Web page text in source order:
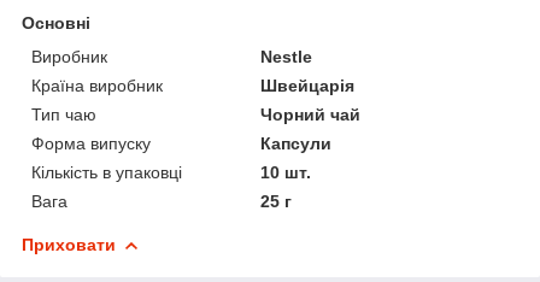
Основні
Виробник
Nestle
Країна виробник
Швейцарія
Тип чаю
Чорний чай
Форма випуску
Капсули
Кількість в упаковці
10 шт.
Вага
25 г
Приховати